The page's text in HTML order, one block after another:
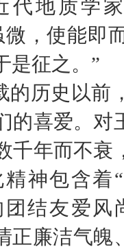
代地质学
，使能即
是征之。”
的历史以前
的喜爱。对
千年而不
神包含着
结友爱风
正廉洁气魄